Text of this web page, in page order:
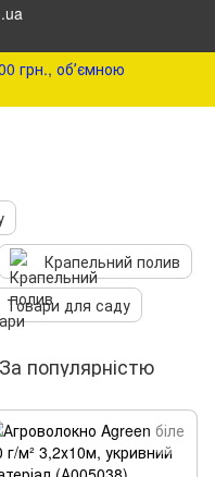
грн., обʼємною
Крапельний полив
Товари для саду
За популярністю